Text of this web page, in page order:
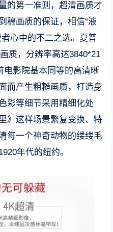
的第一准则，超清画质才
稿画质的保证，相信“液
心中的不二之选。夏普
质，分辨率高达3840*21
电影院基本同等的高清晰
而产生粗糙画质，打造身
彩等细节采用精细化处
》这样场景繁复变换、特
每一个神奇动物的缕缕毛
年代的纽约。